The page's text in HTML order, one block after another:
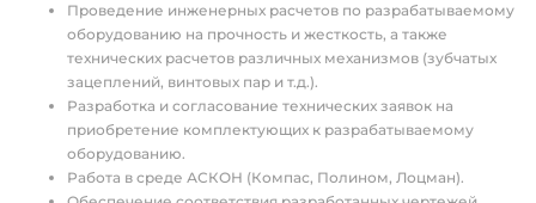
Проведение инженерных расчетов по разрабатываемому
оборудованию на прочность и жесткость, а также
технических расчетов различных механизмов (зубчатых
зацеплений, винтовых пар и т.д.).
Разработка и согласование технических заявок на
приобретение комплектующих к разрабатываемому
оборудованию.
Работа в среде АСКОН (Компас, Полином, Лоцман).